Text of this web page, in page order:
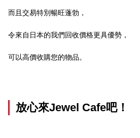
而且交易特別暢旺蓬勃，
令來自日本的我們回收價格更具優勢，
可以高價收購您的物品。
放心來Jewel Cafe吧！